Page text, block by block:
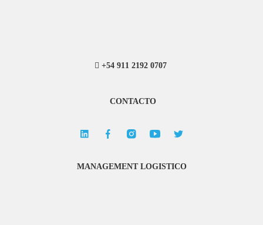
+54 911 2192 0707
CONTACTO
MANAGEMENT LOGISTICO